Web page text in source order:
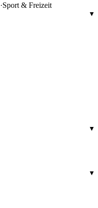
·Sport & Freizeit